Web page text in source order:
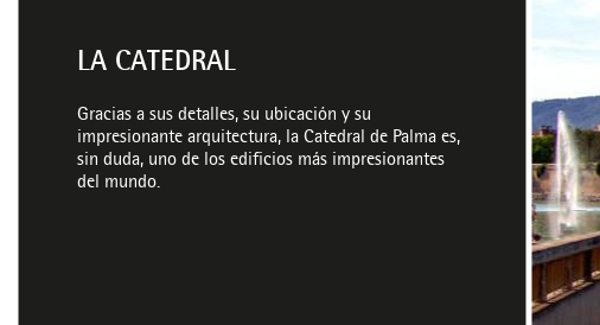
LA CATEDRAL
Gracias a sus detalles, su ubicación y su
impresionante arquitectura, la Catedral de Palma es,
sin duda, uno de los edificios más impresionantes
del mundo.